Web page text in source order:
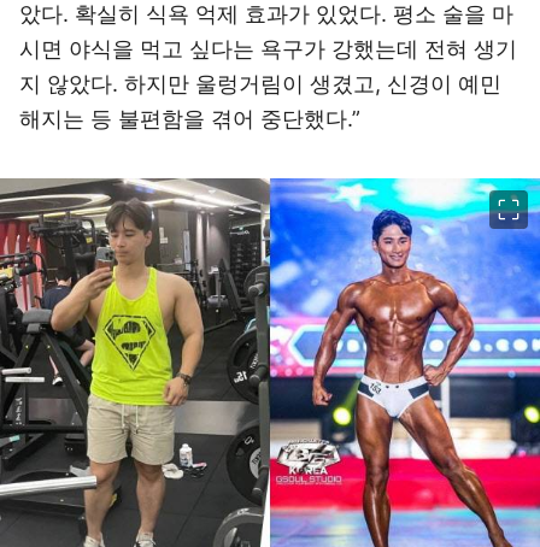
았다. 확실히 식욕 억제 효과가 있었다. 평소 술을 마
시면 야식을 먹고 싶다는 욕구가 강했는데 전혀 생기
지 않았다. 하지만 울렁거림이 생겼고, 신경이 예민
해지는 등 불편함을 겪어 중단했다.”